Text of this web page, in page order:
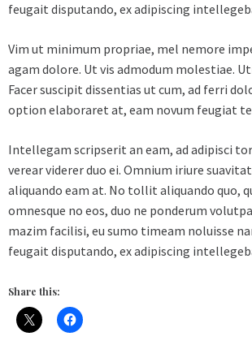
feugait disputando, ex adipiscing
Vim ut minimum propriae, mel nemore
agam dolore. Ut vis admodum molestiae.
Facer suscipit dissentias ut cum, ad ferri
option elaboraret at, eam novum feugiat
Intellegam scripserit an eam, ad adipisci
verear viderer duo ei. Omnium iriure
aliquando eam at. No tollit aliquando quo,
omnesque no eos, duo ne ponderum
mazim facilisi, eu sumo timeam noluisse
feugait disputando, ex adipiscing
Share this: